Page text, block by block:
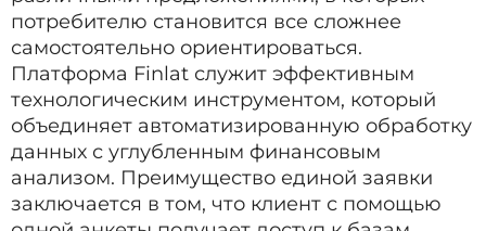
потребителю становится все сложнее
самостоятельно ориентироваться.
Платформа Finlat служит эффективным
технологическим инструментом, который
объединяет автоматизированную обработку
данных с углубленным финансовым
анализом. Преимущество единой заявки
заключается в том, что клиент с помощью